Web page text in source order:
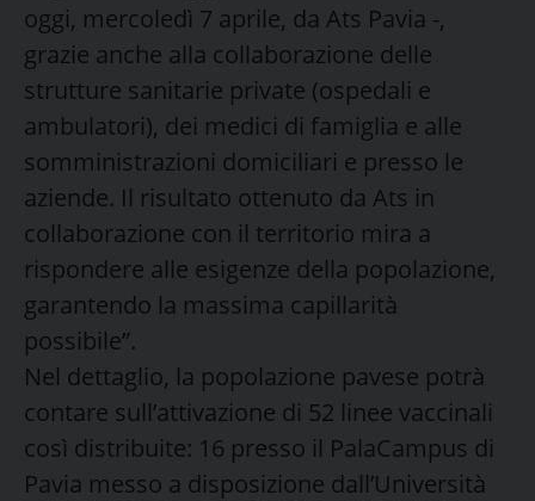
oggi, mercoledì 7 aprile, da Ats Pavia -,
grazie anche alla collaborazione delle
strutture sanitarie private (ospedali e
ambulatori), dei medici di famiglia e alle
somministrazioni domiciliari e presso le
aziende. Il risultato ottenuto da Ats in
collaborazione con il territorio mira a
rispondere alle esigenze della popolazione,
garantendo la massima capillarità
possibile”.
Nel dettaglio, la popolazione pavese potrà
contare sull’attivazione di 52 linee vaccinali
così distribuite: 16 presso il PalaCampus di
Pavia messo a disposizione dall’Università